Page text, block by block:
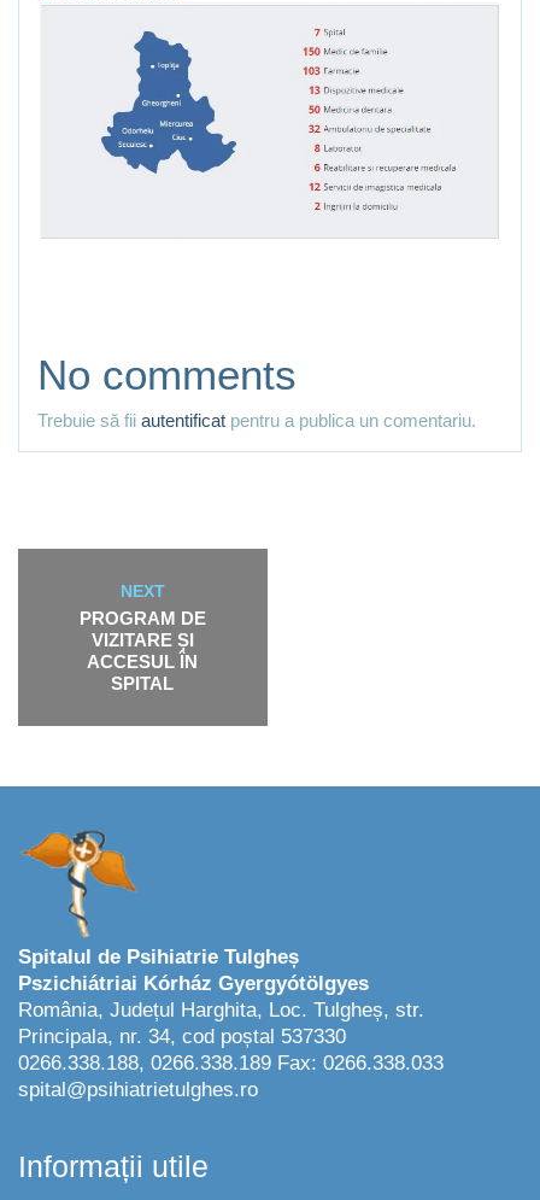
No comments
Trebuie să fii autentificat pentru a publica un comentariu.
NEXT
PROGRAM DE
VIZITARE ȘI
ACCESUL ÎN
SPITAL
Spitalul de Psihiatrie Tulgheș
Pszichiátriai Kórház Gyergyótölgyes
România, Județul Harghita, Loc. Tulgheș, str.
Principala, nr. 34, cod poștal 537330
0266.338.188, 0266.338.189 Fax: 0266.338.033
spital@psihiatrietulghes.ro
Informații utile